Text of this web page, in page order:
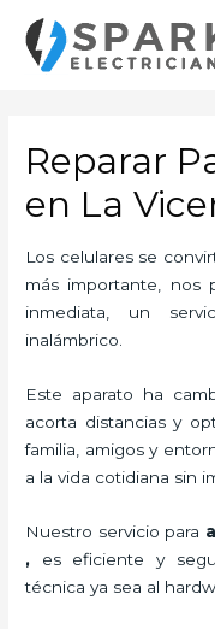
contenido
Reparar
en La
Los celulares se
más importante, nos
inmediata, un
inalámbrico.
Este aparato ha
acorta distancias y
familia, amigos y
a la vida cotidiana sin
Nuestro servicio para
, es eficiente y
técnica ya sea al